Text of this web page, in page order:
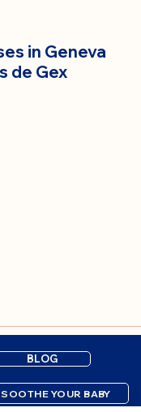
in Geneva
de Gex
BLOG
YOUR BABY